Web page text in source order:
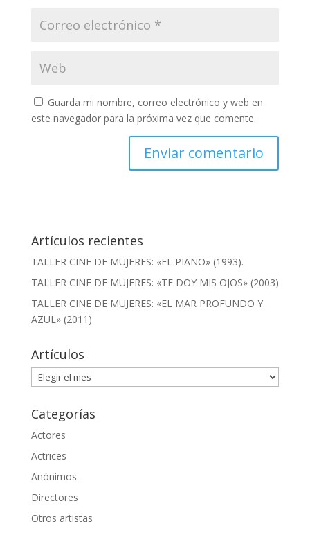
Guarda mi nombre, correo electrónico y web en
este navegador para la próxima vez que comente.
Artículos recientes
TALLER CINE DE MUJERES: «EL PIANO» (1993).
TALLER CINE DE MUJERES: «TE DOY MIS OJOS» (2003)
TALLER CINE DE MUJERES: «EL MAR PROFUNDO Y
AZUL» (2011)
Artículos
Artículos
Categorías
Actores
Actrices
Anónimos.
Directores
Otros artistas